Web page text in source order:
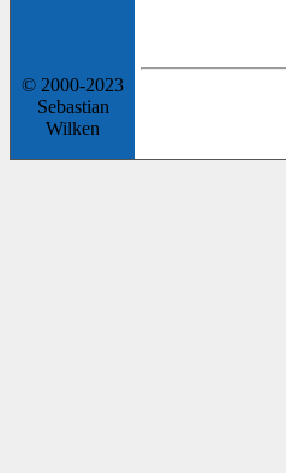
© 2000-2023
Sebastian
Wilken